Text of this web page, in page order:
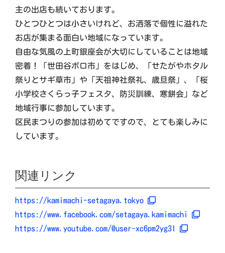
主の出店も続いております。
ひとつひとつは小さいけれど、お洒落で個性に溢れた
お店が集まる面白い地域になっています。
自由な気風の上町銀座会が大切にしていることは地域
密着！「世田谷ボロ市」をはじめ、「せたがやホタル
祭りとサギ草市」や「天祖神社祭礼、歳旦祭」、「桜
小学校さくらっ子フェスタ、防災訓練、寒餅会」など
地域行事に参加しています。
区民まつりの参加は初めてですので、とても楽しみに
しています。
関連リンク
https://kamimachi-setagaya.tokyo
https://www.facebook.com/setagaya.kamimachi
https://www.youtube.com/@user-xc6pm2yg3l